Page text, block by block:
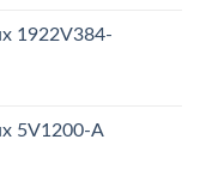
1922V384-
5V1200-A